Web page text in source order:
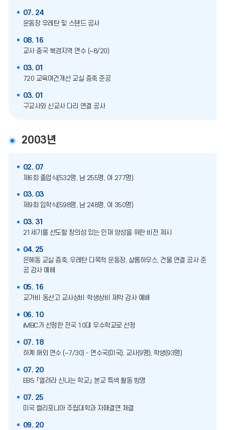
07. 24
운동장 우레탄 및 스탠드 공사
08. 16
교사 중국 북경지역 연수 (~8/20)
03. 01
720 교육여건개선 교실 증축 준공
03. 01
구교사와 신교사 다리 연결 공사
2003년
02. 07
제6회 졸업식(532명, 남 255명, 여 277명)
03. 03
제9회 입학식(598명, 남 248명, 여 350명)
03. 31
21세기를 선도할 창의성 있는 인재 양성을 위한 비전 제시
04. 25
은혜동 교실 증축, 우레탄 다목적 운동장, 샬롬하우스, 건물 연결 공사 준
공 감사 예배
05. 16
교가비·동산고 교사상비·학생상비 제막 감사 예배
06. 10
iMBC가 선정한 전국 10대 우수학교로 선정
07. 18
하계 해외 연수 (~7/30) - 연수국(미국), 교사(9명), 학생(93명)
07. 20
EBS 「열려라 신나는 학교」 본교 특색 활동 방영
07. 25
미국 캘리포니아 주립대학과 자매결연 체결
09. 20